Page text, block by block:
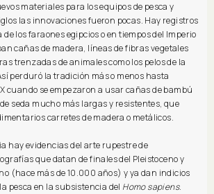
materiales para los equipos de pesca y
las innovaciones fueron pocas. Hay registros
de los faraones egipcios o en tiempos del Imperio
cañas de madera, líneas de fibras vegetales
trenzadas de animales como los pelos de la
perduró la tradición más o menos hasta
cuando se empezaron a usar cañas de bambú
seda mucho más largas y resistentes, que
carretes de madera o metálicos.
hay evidencias del arte rupestre de
que datan de finales del Pleistoceno y
(hace más de 10.000 años) y ya dan indicios
pesca en la subsistencia del Homo sapiens.